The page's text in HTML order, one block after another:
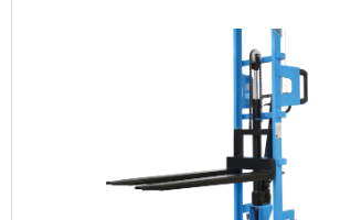
SOBRE EMPILHADEIRA
muitas maneiras eficientes de
competência e excelência em sua
atuação. A Escomaq centraliza sua
oferecer aos parceiros uma estrutura
Escritório de alta qualidade onde são
as atividades; Desenvolvimento e
constante de ferramentas de